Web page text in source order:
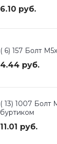
6.10 руб.
( 6) 157 Болт
4.44 руб.
( 13) 1007 Болт
буртиком
11.01 руб.